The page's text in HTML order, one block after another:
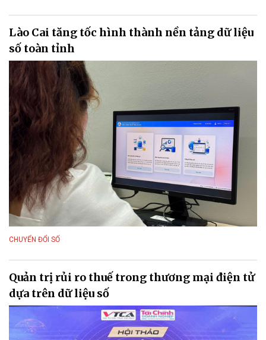
Lào Cai tăng tốc hình thành nền tảng dữ liệu
số toàn tỉnh
CHUYỂN ĐỔI SỐ
Quản trị rủi ro thuế trong thương mại điện tử
dựa trên dữ liệu số